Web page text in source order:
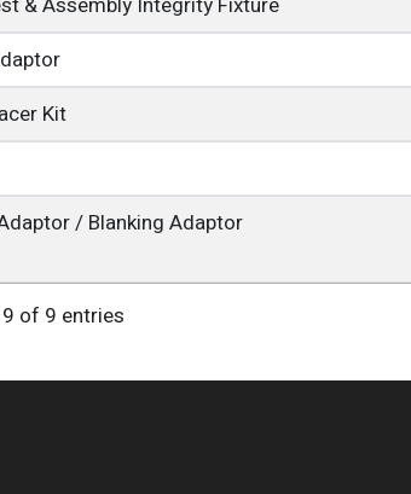
Kit
/ Blanking Adaptor
of 9 entries